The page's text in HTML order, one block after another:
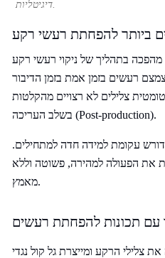
דיגיטליות.
מהפכה בתהליך של ניקוי רעשי רקע
רעשים בזמן אמת בזמן הדיבור
צלילים לא רצויים מהקלטות
בשלב העריכה (Post-production).
שדורש עקומת למידה חדה למתחילים.
את הפעולה למהירה, פשוטה וללא
מאמץ.
עם תכונות להפחתת רעשים
צלילי הרקע ומייצרת גל קול נגדי